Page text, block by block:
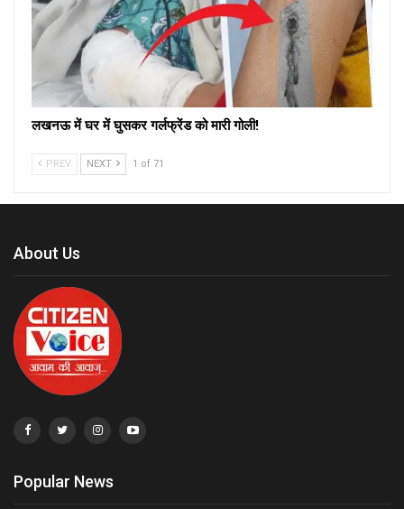
लखनऊ में घर में घुसकर गर्लफ्रेंड को मारी गोली!
PREV NEXT 1 of 71
About Us
Popular News